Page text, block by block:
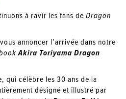
à ravir les fans de Dragon
annoncer l’arrivée dans notre
Akira Toriyama Dragon
qui célèbre les 30 ans de la
désigné et illustré par